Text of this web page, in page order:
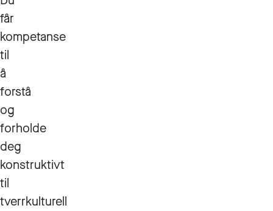
får
kompetanse
til
å
forstå
og
forholde
deg
konstruktivt
til
tverrkulturell